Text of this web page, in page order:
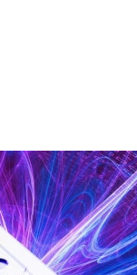
的「大腦晶片」
的科學家一樣。